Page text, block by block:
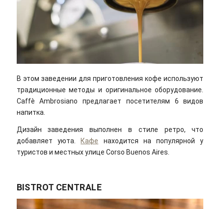
В этом заведении для приготовления кофе используют
традиционные методы и оригинальное оборудование.
Caffè Ambrosiano предлагает посетителям 6 видов
напитка.
Дизайн заведения выполнен в стиле ретро, что
добавляет уюта.Кафе находится на популярной у
туристов и местных улице Corso Buenos Aires.
BISTROT CENTRALE